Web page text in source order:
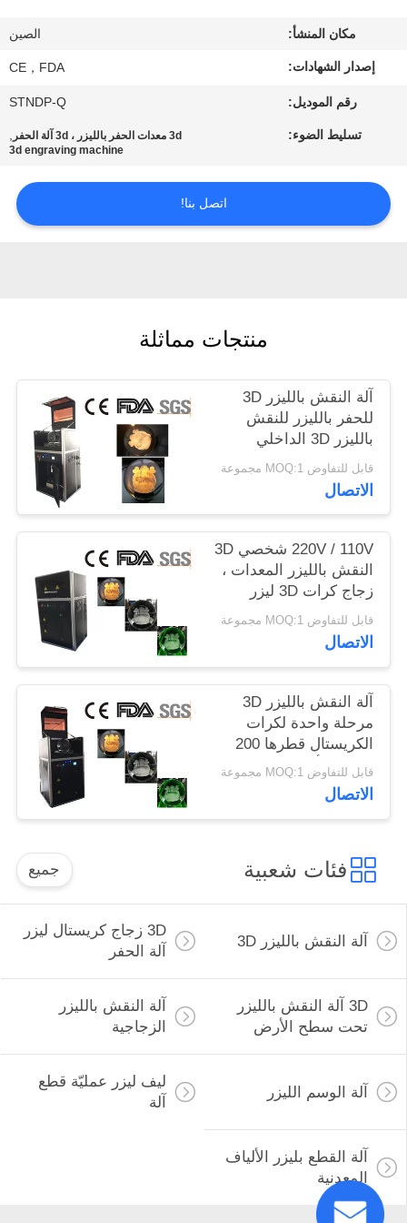
الجودة
اتصل
طلب
اقتباس
POLICY
مكان المنشأ: الصين
إصدار الشهادات: CE，FDA
رقم الموديل: STNDP-Q
تسليط الضوء: 3d معدات الحفر بالليزر ، 3d آلة الحفر ,
3d engraving machine
اتصل بنا!
منتجات مماثلة
آلة النقش بالليزر 3D
للحفر بالليزر للنقش
بالليزر 3D الداخلي
قابل للتفاوض MOQ:1 مجموعة
الاتصال
220V / 110V شخصي 3D
النقش بالليزر المعدات ،
زجاج كرات 3D ليزر
نقش النظام
قابل للتفاوض MOQ:1 مجموعة
الاتصال
آلة النقش بالليزر 3D
مرحلة واحدة لكرات
الكريستال قطرها 200
مم كحد أقصى
قابل للتفاوض MOQ:1 مجموعة
الاتصال
فئات شعبية جميع
آلة النقش بالليزر 3D
3D زجاج كريستال ليزر
آلة الحفر
3D آلة النقش بالليزر
تحت سطح الأرض
آلة النقش بالليزر
الزجاجية
آلة الوسم الليزر
ليف ليزر عمليّة قطع
آلة
آلة القطع بليزر الألياف
المعدنية